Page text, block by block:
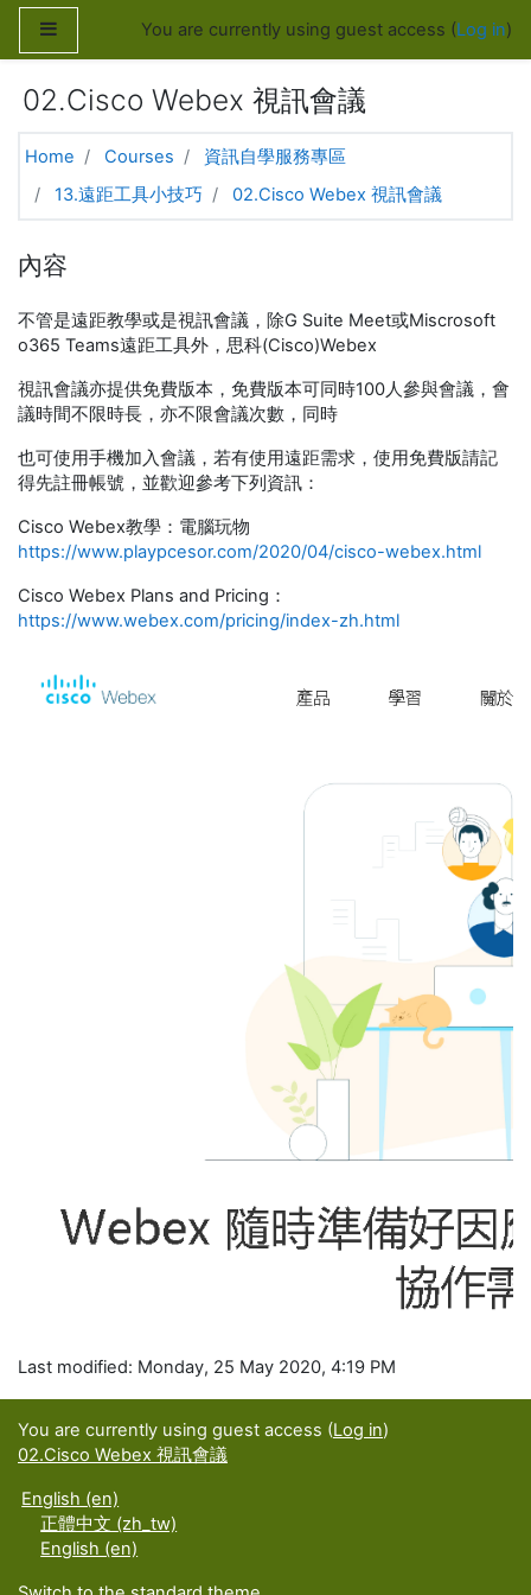
Skip to main content
You are currently using guest access (Log in)
02.Cisco Webex 視訊會議
Home Courses
資訊自學服務專區
13.遠距工具小技巧
02.Cisco Webex 視訊會議
內容
不管是遠距教學或是視訊會議，除G Suite Meet或Miscrosoft
o365 Teams遠距工具外，思科(Cisco)Webex
視訊會議亦提供免費版本，免費版本可同時100人參與會議，會
議時間不限時長，亦不限會議次數，同時
也可使用手機加入會議，若有使用遠距需求，使用免費版請記
得先註冊帳號，並歡迎參考下列資訊：
Cisco Webex教學：電腦玩物
https://www.playpcesor.com/2020/04/cisco-webex.html
Cisco Webex Plans and Pricing：
https://www.webex.com/pricing/index-zh.html
Last modified: Monday, 25 May 2020, 4:19 PM
You are currently using guest access (Log in)
02.Cisco Webex 視訊會議
English ‎(en)‎
正體中文 ‎(zh_tw)‎
English ‎(en)‎